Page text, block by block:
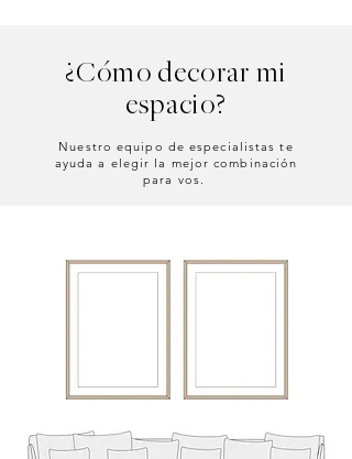
¿Cómo decorar mi
espacio?
Nuestro equipo de especialistas te
ayuda a elegir la mejor combinación
para vos.